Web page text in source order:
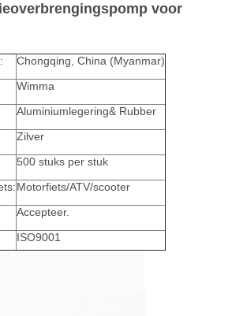
voor
Chongqing, China (Myanmar)
Wimma
Aluminiumlegering& Rubber
Zilver
500 stuks per stuk
Motorfiets/ATV/scooter
Accepteer.
ISO9001